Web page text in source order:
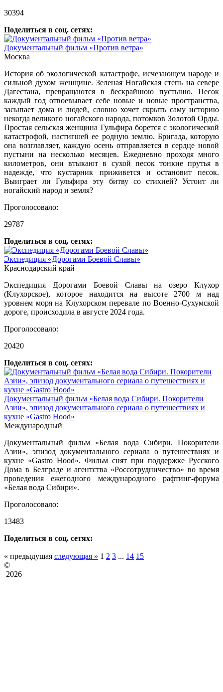
30394
Поделиться в соц. сетях:
Документальный фильм «Против ветра»
Москва
История об экологической катастрофе, исчезающем народе и
сильной духом женщине. Зеленая Ногайская степь на севере
Дагестана, превращаются в бескрайнюю пустыню. Песок
каждый год отвоевывает себе новые и новые пространства,
засыпает дома и людей, словно хочет скрыть саму историю
некогда великого ногайского народа, потомков Золотой Орды.
Простая сельская женщина Гульфира борется с экологической
катастрофой, настигшей ее родную землю. Бригада, которую
она возглавляет, каждую осень отправляется в сердце новой
пустыни на несколько месяцев. Ежедневно проходя много
километров, они втыкают в сухой песок тонкие прутья в
надежде, что кустарник приживется и остановит песок.
Выиграет ли Гульфира эту битву со стихией? Устоит ли
ногайский народ и земля?
Проголосовало:
29787
Поделиться в соц. сетях:
Экспедиция «Дорогами Боевой Славы»
Краснодарский край
Экспедиция Дорогами Боевой Славы на озеро Клухор
(Клухорское), которое находится на высоте 2700 м над
уровнем моря на Клухорском перевале по Военно-Сухумской
дороге, происходила в августе 2024 года.
Проголосовало:
20420
Поделиться в соц. сетях:
Документальный фильм «Белая вода Сибири. Покорители
Азии», эпизод документального сериала о путешествиях и
кухне «Gastro Hood»
Международный
Документальный фильм «Белая вода Сибири. Покорители
Азии», эпизод документального сериала о путешествиях и
кухне «Gastro Hood». Фильм снят при поддержке Русского
Дома в Белграде и агентства «Россотрудничество» во время
проведения ежегодного международного рафтинг-форума
«Белая вода Сибири».
Проголосовало:
13483
Поделиться в соц. сетях:
« предыдущая следующая » 1 2 3 ... 14 15
©
2026